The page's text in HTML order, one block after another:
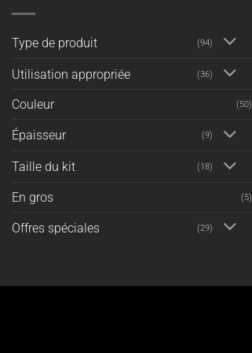
Type de produit (94)
Utilisation appropriée (36)
Couleur (50)
Épaisseur (9)
Taille du kit (18)
En gros (5)
Offres spéciales (29)